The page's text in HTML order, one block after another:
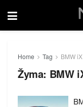
Home Tag BMW iX
Žyma: BMW